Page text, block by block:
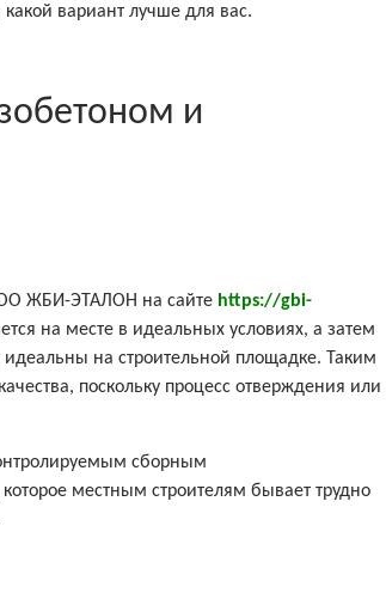
вариант лучше для вас.
и
ЖБИ-ЭТАЛОН на сайте https://gbi-
на месте в идеальных условиях, а затем
на строительной площадке. Таким
поскольку процесс отверждения или
сборным
местным строителям бывает трудно